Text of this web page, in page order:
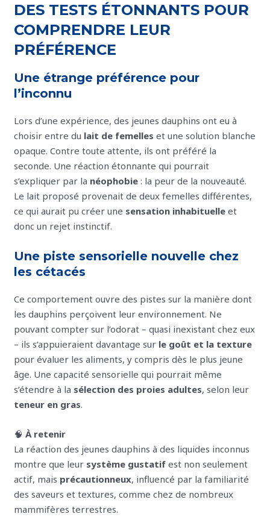
DES TESTS ÉTONNANTS POUR
COMPRENDRE LEUR
PRÉFÉRENCE
Une étrange préférence pour
l’inconnu
Lors d’une expérience, des jeunes dauphins ont eu à
choisir entre du lait de femelles et une solution blanche
opaque. Contre toute attente, ils ont préféré la
seconde. Une réaction étonnante qui pourrait
s’expliquer par la néophobie : la peur de la nouveauté.
Le lait proposé provenait de deux femelles différentes,
ce qui aurait pu créer une sensation inhabituelle et
donc un rejet instinctif.
Une piste sensorielle nouvelle chez
les cétacés
Ce comportement ouvre des pistes sur la manière dont
les dauphins perçoivent leur environnement. Ne
pouvant compter sur l’odorat – quasi inexistant chez eux
– ils s’appuieraient davantage sur le goût et la texture
pour évaluer les aliments, y compris dès le plus jeune
âge. Une capacité sensorielle qui pourrait même
s’étendre à la sélection des proies adultes, selon leur
teneur en gras.
🧠À retenir
La réaction des jeunes dauphins à des liquides inconnus
montre que leur système gustatif est non seulement
actif, mais précautionneux, influencé par la familiarité
des saveurs et textures, comme chez de nombreux
mammifères terrestres.